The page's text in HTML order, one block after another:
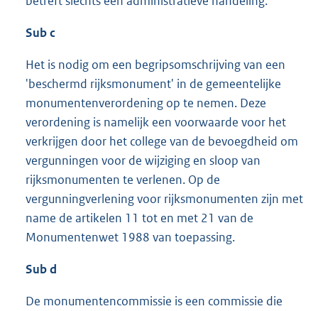
Sub c
Het is nodig om een begripsomschrijving van een
'beschermd rijksmonument' in de gemeentelijke
monumentenverordening op te nemen. Deze
verordening is namelijk een voorwaarde voor het
verkrijgen door het college van de bevoegdheid om
vergunningen voor de wijziging en sloop van
rijksmonumenten te verlenen. Op de
vergunningverlening voor rijksmonumenten zijn met
name de artikelen 11 tot en met 21 van de
Monumentenwet 1988 van toepassing.
Sub d
De monumentencommissie is een commissie die